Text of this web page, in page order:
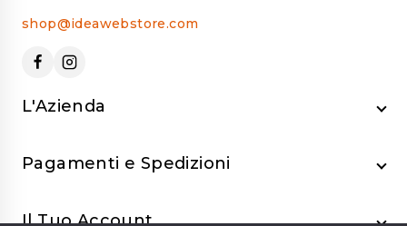
shop@ideawebstore.com
L'Azienda
Pagamenti e Spedizioni
Il Tuo Account